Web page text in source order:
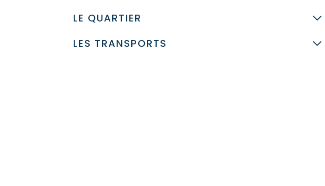
LE QUARTIER
LES TRANSPORTS